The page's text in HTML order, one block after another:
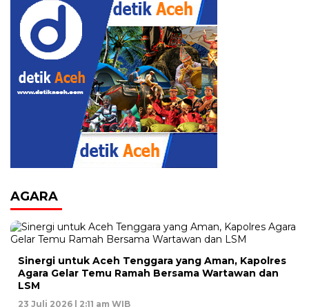
AGARA
Sinergi untuk Aceh Tenggara yang Aman, Kapolres
Agara Gelar Temu Ramah Bersama Wartawan dan
LSM
23 Juli 2026 | 2:11 am WIB